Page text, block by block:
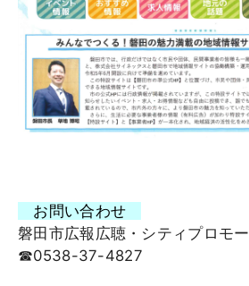
お問い合わせ
磐田市広報広聴・シティプロモ
☎0538-37-4827